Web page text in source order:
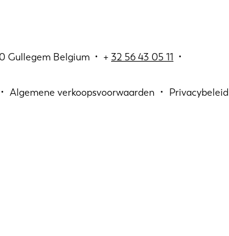
Gullegem Belgium • + 32 56 43 05 11 •
Algemene verkoopsvoorwaarden
Privacybeleid